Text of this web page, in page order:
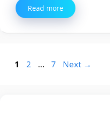
Read more
Page
1 Page
2 … Page
7 Next →